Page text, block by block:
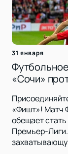
31 января
«Сочи»
«Фишт»! Матч
обещает
Премьер-